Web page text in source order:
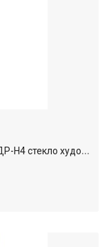
D
R - Межкомнатная дверь КЛАССИКА ДР-Н4 стекло художественное